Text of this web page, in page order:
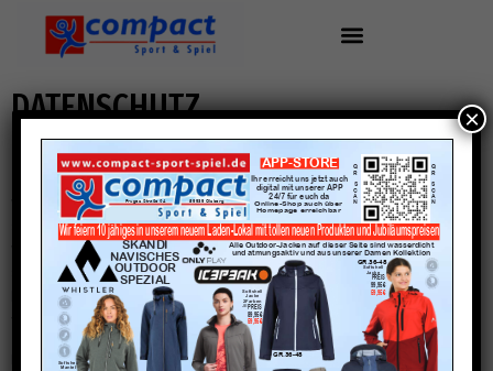
DATENSCHUTZ
Datenschutzerklärung
Wir freuen uns, dass Sie unsere Website besuchen. Der Schutz und die
Sicherheit Ihrer persönlichen Informationen bei der Nutzung unserer
Website ist für uns sehr wichtig. Wir möchten Sie daher an dieser
Stelle darüber informieren, welche Ihrer personenbezogenen Daten wir
beim Besuch unserer Website erfassen und für welche Zwecke diese
verwendet werden.
Diese Datenschutzerklärung gilt für das Internetangebot der Frütel Sport
×